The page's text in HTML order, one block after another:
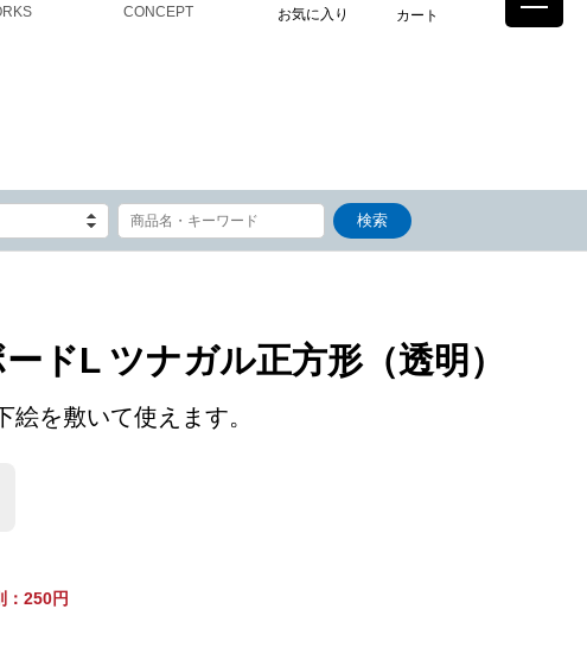
CONCEPT お気に入り カート
ドL ツナガル正方形（透明）
を敷いて使えます。
250円